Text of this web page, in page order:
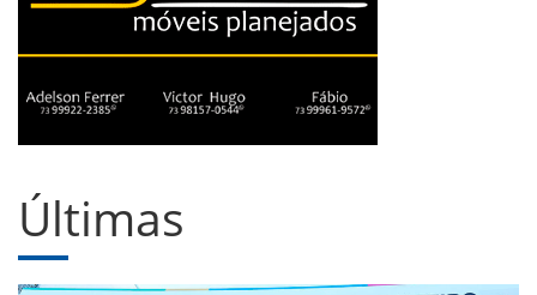
Últimas